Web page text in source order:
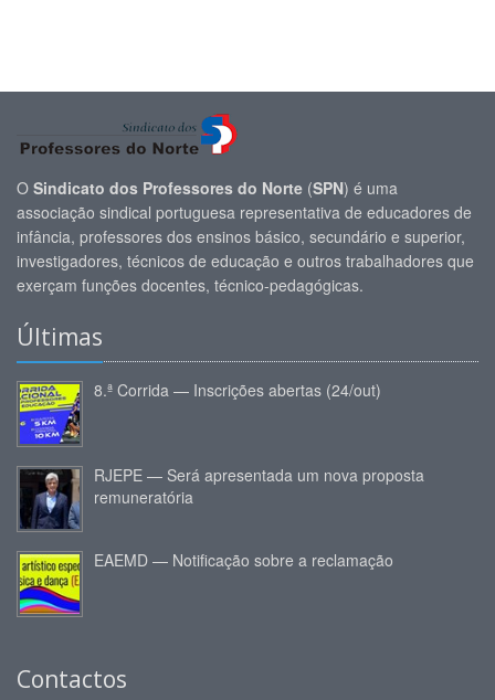
O Sindicato dos Professores do Norte (SPN) é uma
associação sindical portuguesa representativa de educadores de
infância, professores dos ensinos básico, secundário e superior,
investigadores, técnicos de educação e outros trabalhadores que
exerçam funções docentes, técnico-pedagógicas.
Últimas
8.ª Corrida — Inscrições abertas (24/out)
RJEPE — Será apresentada um nova proposta
remuneratória
EAEMD — Notificação sobre a reclamação
Contactos